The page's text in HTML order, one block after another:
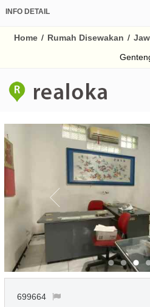
INFO DETAIL
Home / Rumah Disewakan /
699664